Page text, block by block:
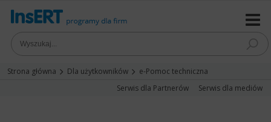
Strona główna Dla użytkowników
e-Pomoc techniczna
Serwis dla Partnerów
Serwis dla mediów